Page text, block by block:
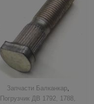
Запчасти Балканкар,
Погрузчик ДВ 1792, 1788,